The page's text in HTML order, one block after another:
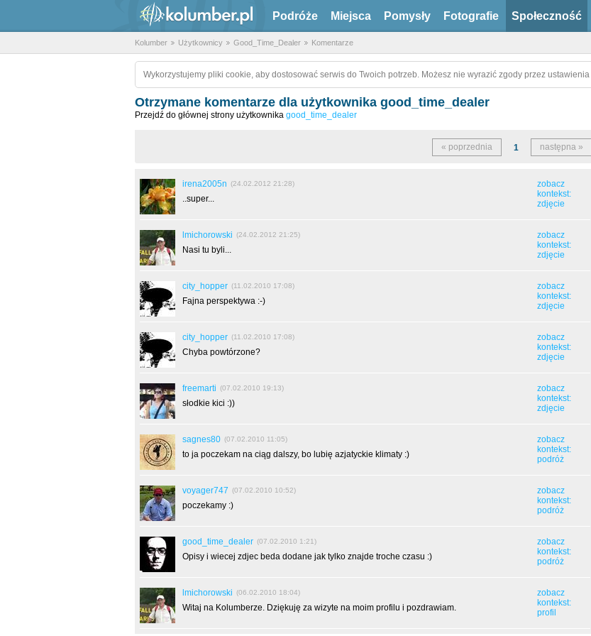
Podróże Miejsca Pomysły Fotografie Społeczność
Kolumber Użytkownicy Good_Time_Dealer Komentarze
Wykorzystujemy pliki cookie, aby dostosować serwis do Twoich potrzeb. Możesz nie wyrazić zgody przez
Otrzymane komentarze dla użytkownika good_time_dealer
Przejdź do głównej strony użytkownika good_time_dealer
« poprzednia 1 następna »
irena2005n (24.02.2012 21:28)
..super...
zobacz
kontekst:
zdjęcie
lmichorowski (24.02.2012 21:25)
Nasi tu byli...
zobacz
kontekst:
zdjęcie
city_hopper (11.02.2010 17:08)
Fajna perspektywa :-)
zobacz
kontekst:
zdjęcie
city_hopper (11.02.2010 17:08)
Chyba powtórzone?
zobacz
kontekst:
zdjęcie
freemarti (07.02.2010 19:13)
słodkie kici :))
zobacz
kontekst:
zdjęcie
sagnes80 (07.02.2010 11:05)
to ja poczekam na ciąg dalszy, bo lubię azjatyckie klimaty :)
zobacz
kontekst:
podróż
voyager747 (07.02.2010 10:52)
poczekamy :)
zobacz
kontekst:
podróż
good_time_dealer (07.02.2010 1:21)
Opisy i wiecej zdjec beda dodane jak tylko znajde troche czasu :)
zobacz
kontekst:
podróż
lmichorowski (06.02.2010 18:04)
Witaj na Kolumberze. Dziękuję za wizyte na moim profilu i pozdrawiam.
zobacz
kontekst:
profil